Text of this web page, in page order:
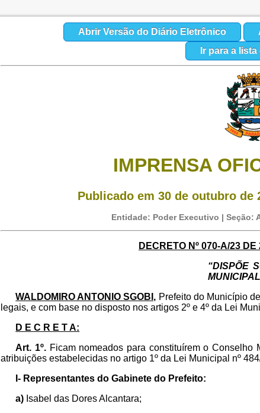
Abrir Versão do Diário Eletrônico
Ir para a
IMPRENSA
Publicado em 30 de outubro de
Entidade: Poder Executivo | Seção:
DECRETO Nº 070-A/23
“DISPÕE
WALDOMIRO ANTONIO SGOBI, Prefeito do Município
legais, e com base no disposto nos artigos 2º e 4º da Lei
D E C R E T A:
Art. 1º. Ficam nomeados para constituírem o
atribuições estabelecidas no artigo 1º da Lei Municipal nº
I- Representantes do Gabinete do Prefeito:
a) Isabel das Dores Alcantara;